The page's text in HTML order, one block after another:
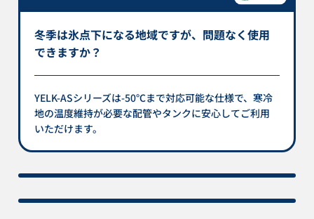
冬季は氷点下になる地域ですが、問題なく使用
できますか？
YELK-ASシリーズは-50℃まで対応可能な仕様で、寒冷
地の温度維持が必要な配管やタンクに安心してご利用
いただけます。